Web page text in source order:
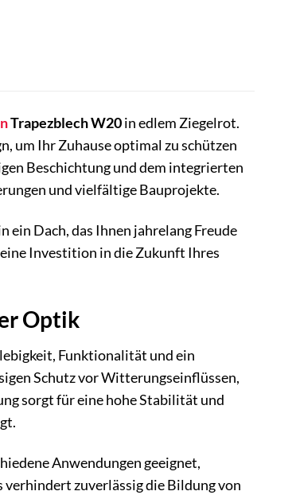
Trapezblech W20in edlem Ziegelrot.
um Ihr Zuhause optimal zu schützen
Beschichtung und dem integrierten
und vielfältige Bauprojekte.
ein Dach, das Ihnen jahrelang Freude
Investition in die Zukunft Ihres
Optik
Funktionalität und ein
Schutz vor Witterungseinflüssen,
sorgt für eine hohe Stabilität und
Anwendungen geeignet,
zuverlässig die Bildung von